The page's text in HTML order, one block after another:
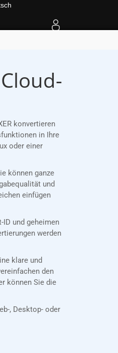
konvertieren
in Ihre
oder einer
können ganze
und
einfügen
ID und geheimen
werden
klare und
den
können Sie die
, Desktop- oder